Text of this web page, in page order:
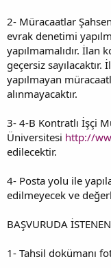
2- Müracaatlar
evrak denetimi
yapılmamalıdır. İlan
geçersiz
yapılmayan
alınmayacaktır.
3- 4-B Kontratlı İşçi
Üniversitesi http://
edilecektir.
4- Posta yolu ile
edilmeyecek ve
BAŞVURUDA
1- Tahsil dokümanı